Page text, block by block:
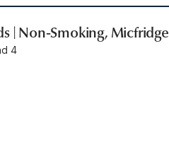
| Non-Smoking, Micfridge
4